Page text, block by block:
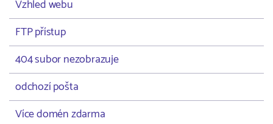
Vzhled webu
FTP přístup
404 subor nezobrazuje
odchozí pošta
Více domén zdarma